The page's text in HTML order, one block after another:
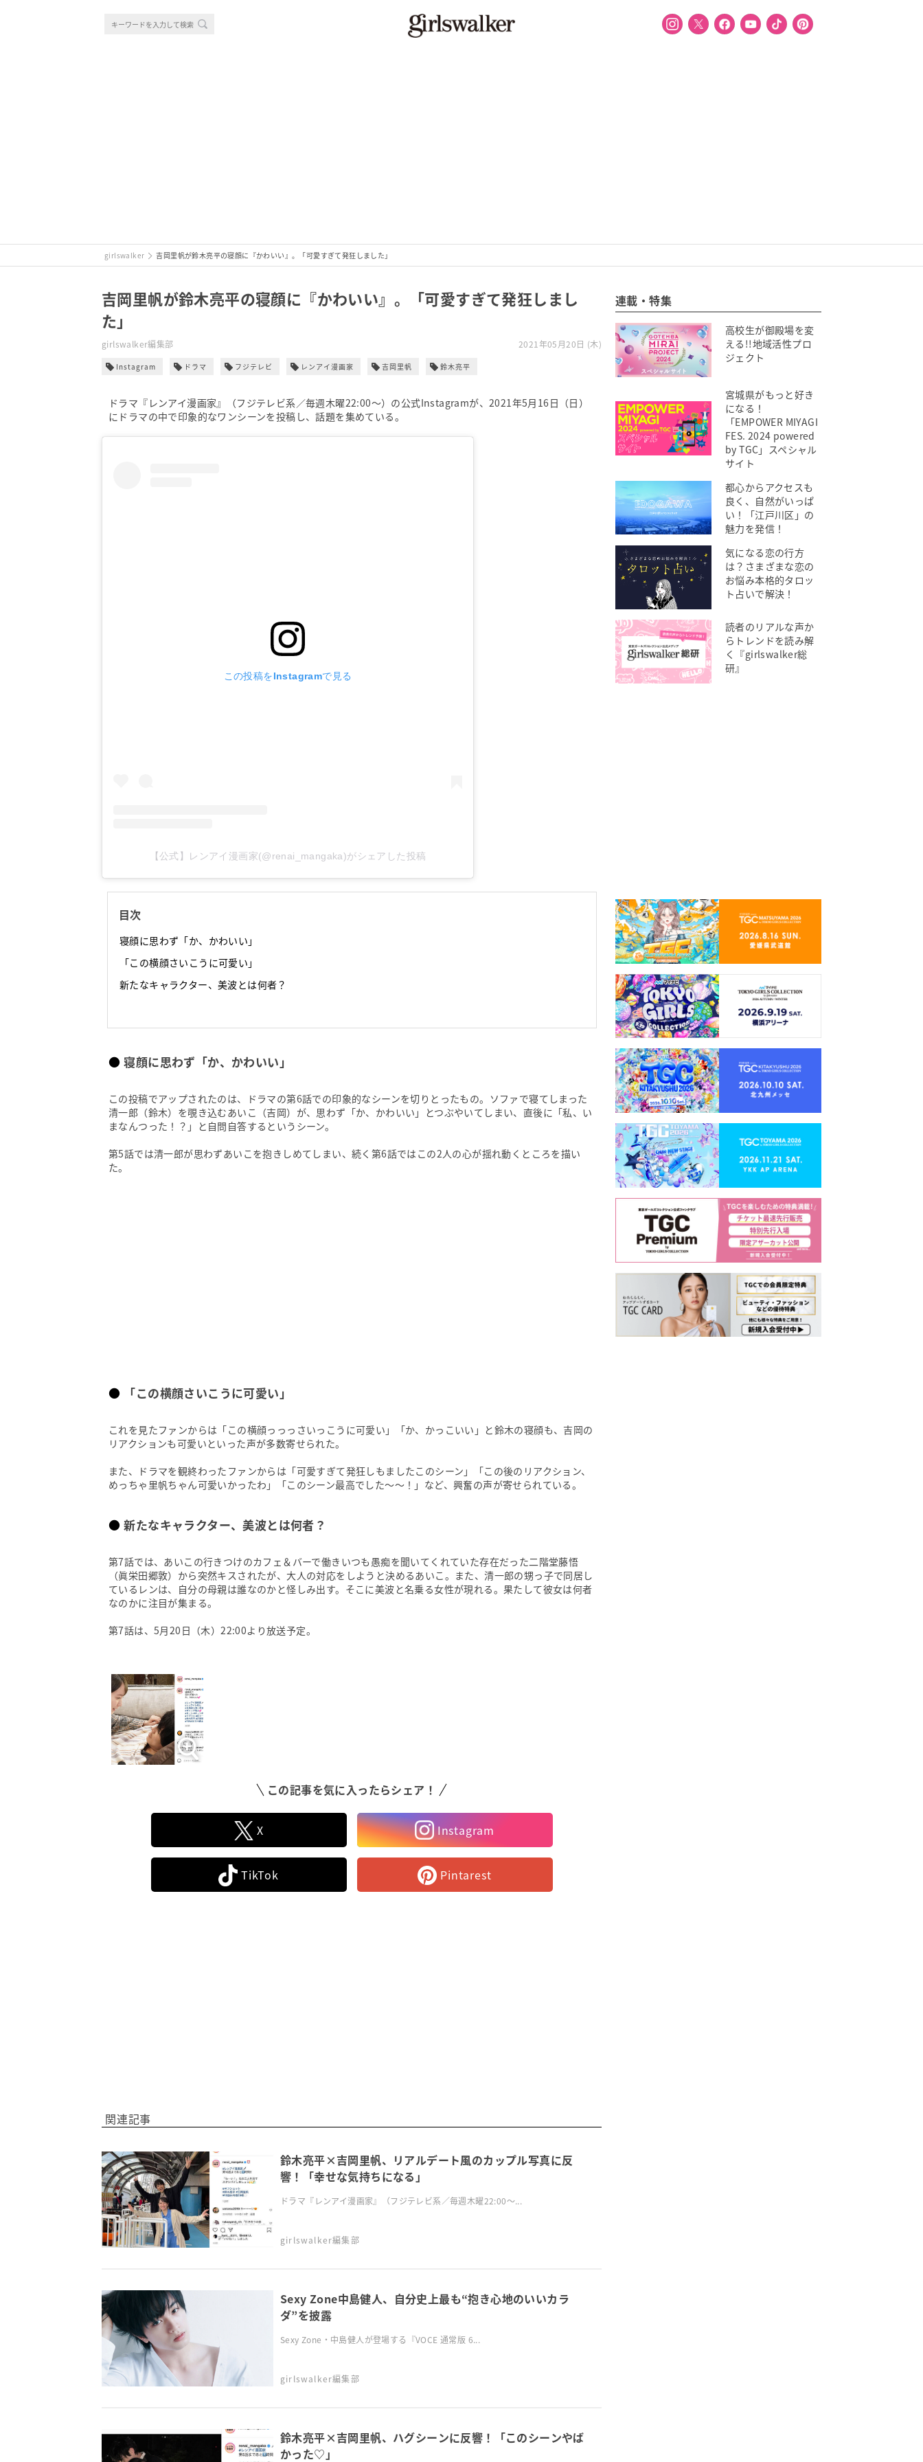
girlswalker 吉岡里帆が鈴木亮平の寝顔に『かわいい』。「可愛すぎて発狂しました」
吉岡里帆が鈴木亮平の寝顔に『かわいい』。「可愛すぎて発狂しまし
た」
girlswalker編集部 2021年05月20日 (木)
Instagram ドラマ フジテレビ レンアイ漫画家 吉岡里帆 鈴木亮平
ドラマ『レンアイ漫画家』（フジテレビ系／毎週木曜22:00～）の公式Instagramが、2021年5月16日（日）
にドラマの中で印象的なワンシーンを投稿し、話題を集めている。
この投稿をInstagramで見る
【公式】レンアイ漫画家(@renai_mangaka)がシェアした投稿
目次
寝顔に思わず「か、かわいい」
「この横顔さいこうに可愛い」
新たなキャラクター、美波とは何者？
寝顔に思わず「か、かわいい」
この投稿でアップされたのは、ドラマの第6話での印象的なシーンを切りとったもの。ソファで寝てしまった
清一郎（鈴木）を覗き込むあいこ（吉岡）が、思わず「か、かわいい」とつぶやいてしまい、直後に「私、い
まなんつった！？」と自問自答するというシーン。
第5話では清一郎が思わずあいこを抱きしめてしまい、続く第6話ではこの2人の心が揺れ動くところを描い
た。
「この横顔さいこうに可愛い」
これを見たファンからは「この横顔っっっさいっこうに可愛い」「か、かっこいい」と鈴木の寝顔も、吉岡の
リアクションも可愛いといった声が多数寄せられた。
また、ドラマを観終わったファンからは「可愛すぎて発狂しもましたこのシーン」「この後のリアクション、
めっちゃ里帆ちゃん可愛いかったわ」「このシーン最高でした～～！」など、興奮の声が寄せられている。
新たなキャラクター、美波とは何者？
第7話では、あいこの行きつけのカフェ＆バーで働きいつも愚痴を聞いてくれていた存在だった二階堂藤悟
（眞栄田郷敦）から突然キスされたが、大人の対応をしようと決めるあいこ。また、清一郎の甥っ子で同居し
ているレンは、自分の母親は誰なのかと怪しみ出す。そこに美波と名乗る女性が現れる。果たして彼女は何者
なのかに注目が集まる。
第7話は、5月20日（木）22:00より放送予定。
この記事を気に入ったらシェア！
X Instagram
TikTok Pintarest
関連記事
鈴木亮平×吉岡里帆、リアルデート風のカップル写真に反
響！「幸せな気持ちになる」
ドラマ『レンアイ漫画家』（フジテレビ系／毎週木曜22:00～...
girlswalker編集部
Sexy Zone中島健人、自分史上最も“抱き心地のいいカラ
ダ”を披露
Sexy Zone・中島健人が登場する『VOCE 通常版 6...
girlswalker編集部
鈴木亮平×吉岡里帆、ハグシーンに反響！「このシーンやば
かった♡」
連載・特集
高校生が御殿場を変
える!!地域活性プロ
ジェクト
宮城県がもっと好き
になる！
「EMPOWER MIYAGI
FES. 2024 powered
by TGC」スペシャル
サイト
都心からアクセスも
良く、自然がいっぱ
い！「江戸川区」の
魅力を発信！
気になる恋の行方
は？さまざまな恋の
お悩み本格的タロッ
ト占いで解決！
読者のリアルな声か
らトレンドを読み解
く『girlswalker総
研』